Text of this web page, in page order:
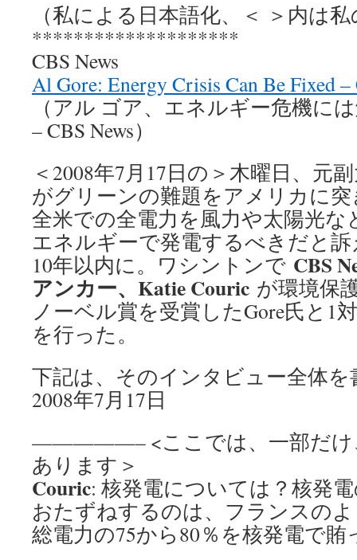
（私による日本語化、＜ ＞内は
********************
CBS News
Al Gore: Energy Crisis Can Be Fixed –
（アル ゴア、エネルギー危機に
– CBS News）
＜2008年7月17日の＞木曜日、元
がグリーンの難題をアメリカに
全米での全電力を風力や太陽光な
エネルギーで発電するべきだと
10年以内に。ワシントンで CBS
アンカー、 Katie Couric が環境保
ノーベル賞を受賞したGore氏と1
を行った。
下記は、そのインタビュー全体
2008年7月17日
—————– <ここでは、一部だけ
あります＞
Couric: 核発電については？核発
おたずねするのは、フランスの
総電力の75から80％を核発電で